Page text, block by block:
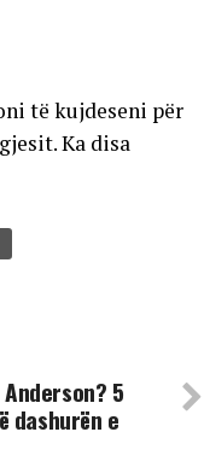
të kujdeseni për
Ka disa
5
dashurën e